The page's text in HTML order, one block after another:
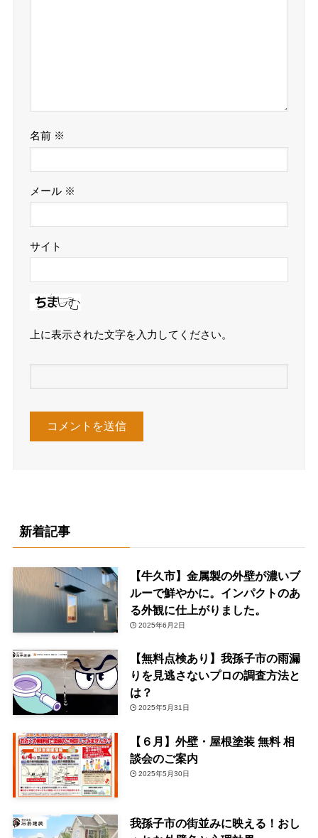
名前 ※
メール ※
サイト
上に表示された文字を入力してください。
新着記事
【牛久市】金属製の外壁が濃いブ
ルーで鮮やかに。インパクトのあ
る外観に仕上がりました。
2025年6月2日
【無料点検あり】我孫子市の雨漏
りを見逃さないプロの調査方法と
は？
2025年5月31日
【６月】外壁・屋根塗装 無料 相
談会のご案内
2025年5月30日
我孫子市の街並みに映える！おし